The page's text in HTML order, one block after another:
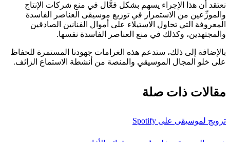
نعتقد أن هذا الإجراء يسهم بشكل فعَّال في منع شركات الإنتاج
والموزِّعين من الاستمرار في توزيع موسيقى العناصر الفاسدة
المعروفة التي تحاول الاستيلاء على أموال الفنانين الصادقين
والمجتهدين، وكذلك في منع العناصر الفاسدة نفسها.
بالإضافة إلى ذلك، ستدعم هذه الغرامات جهودنا المستمرة للحفاظ
على خلو المجال الموسيقي والمنصة من أنشطة الاستماع الزائف.
مقالات ذات صلة
ترويج لموسيقى على Spotify